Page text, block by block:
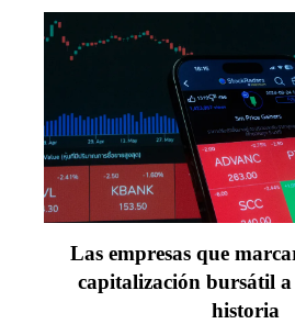
Las empresas que
capitalización bursátil
historia